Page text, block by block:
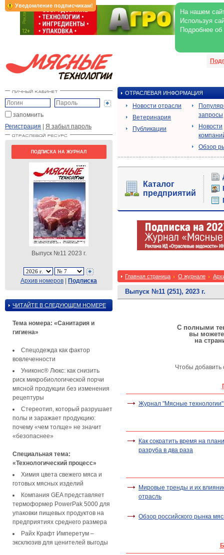
Уведомление подписчикам!
На нашем
Используя
Подробнее
запомнить
Регистрация | Я забыл пароль
ПОДПИСКА НА ЖУРНАЛ
Выпуск №11 2023 г.
Архив номеров | Подписка
ЧИТАЙТЕ В СЛЕДУЮЩЕМ НОМЕРЕ
Тема номера: «Санитария и
гигиена»
Спецодежда как фактор
вовлеченности
Униконс® Люкс: как снизить
риск микробиологической порчи
мясной продукции без изменения
рецептуры
Стереотип, который разрушает
полы и заражает продукцию:
почему «чем толще» не значит
«безопаснее»
Специальная тема:
«Технологический процесс»
Химия цвета свежего мяса и
готовых мясных изделий
Компания GEA представляет
термоформер PowerPak 5000 для
упаковки пищевых продуктов на
предприятиях среднего размера
Райх Крафт Имперетум –
эксклюзив для ценителей выгоды
ОТРАСЛЕВАЯ ИНФОРМАЦИЯ
Новости отрасли
Ветеринария
Публикации
запросы
Новости
Обзор
Каталог
предприятий
Главная страница О журнале
Выпуск №11 (251), 2023 г.
С полными
вы
на
Чтобы
Журнал "Мясные
Как сократить время на
разруба в два раза
Мировые тренды и их
отрасль
Обзор российского рынка